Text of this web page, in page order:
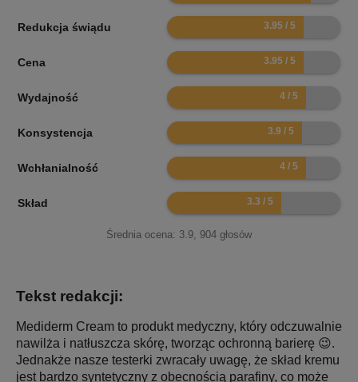
Redukcja świądu 7.9
Cena 7.9
Wydajność 8
Konsystencja 7.8
Wchłanialność 8
Skład 6.6
Średnia ocena: 3.9, 904 głosów
Tekst redakcji:
Mediderm Cream to produkt medyczny, który odczuwalnie
nawilża i natłuszcza skórę, tworząc ochronną barierę 😉.
Jednakże nasze testerki zwracały uwagę, że skład kremu
jest bardzo syntetyczny z obecnością parafiny, co może